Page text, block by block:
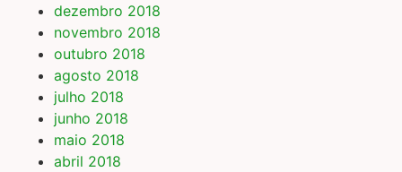
dezembro 2018
novembro 2018
outubro 2018
agosto 2018
julho 2018
junho 2018
maio 2018
abril 2018